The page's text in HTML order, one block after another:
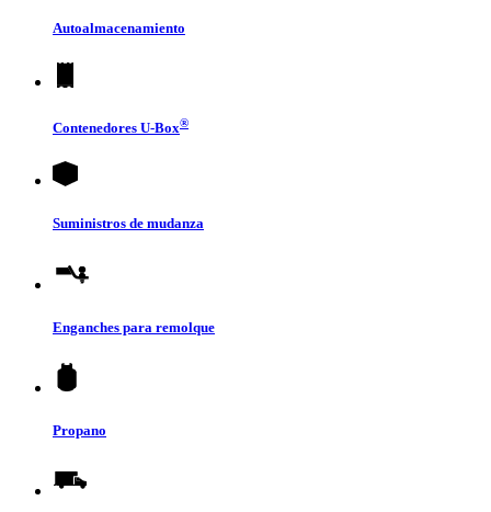
Autoalmacenamiento
Contenedores U-Box®
Suministros de mudanza
Enganches para remolque
Propano